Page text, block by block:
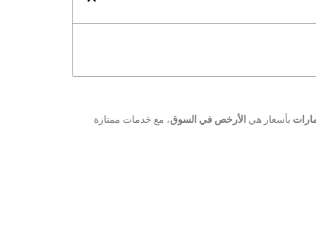
بأسعار هي الأرخص في السوق، مع خدمات ممتازة